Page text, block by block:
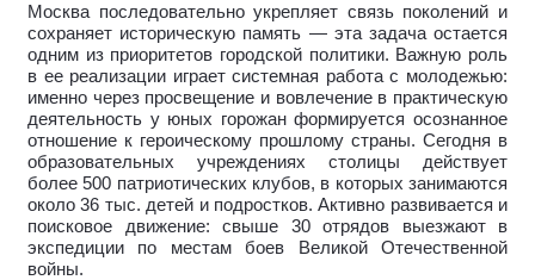
Москва последовательно укрепляет связь поколений и
сохраняет историческую память — эта задача остается
одним из приоритетов городской политики. Важную роль
в ее реализации играет системная работа с молодежью:
именно через просвещение и вовлечение в практическую
деятельность у юных горожан формируется осознанное
отношение к героическому прошлому страны. Сегодня в
образовательных учреждениях столицы действует
более 500 патриотических клубов, в которых занимаются
около 36 тыс. детей и подростков. Активно развивается и
поисковое движение: свыше 30 отрядов выезжают в
экспедиции по местам боев Великой Отечественной
войны.